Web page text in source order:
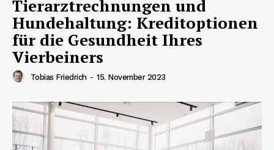
Tierarztrechnungen und
Hundehaltung: Kreditoptionen
für die Gesundheit Ihres
Vierbeiners
Tobias Friedrich - 15. November 2023